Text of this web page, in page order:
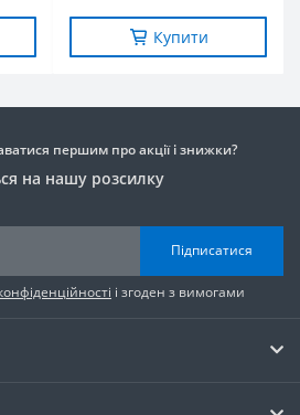
Купити
першим про акції і знижки?
на нашу розсилку
Підписатися
і згоден з вимогами